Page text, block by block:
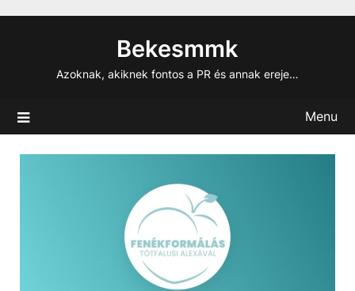
Bekesmmk
Azoknak, akiknek fontos a PR és annak ereje…
Menu